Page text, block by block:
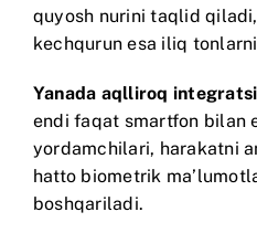
quyosh nurini taqlid
kechqurun esa iliq
Yanada aqlliroq
endi faqat smartfon bilan
yordamchilari, harakatni
hatto biometrik
boshqariladi.